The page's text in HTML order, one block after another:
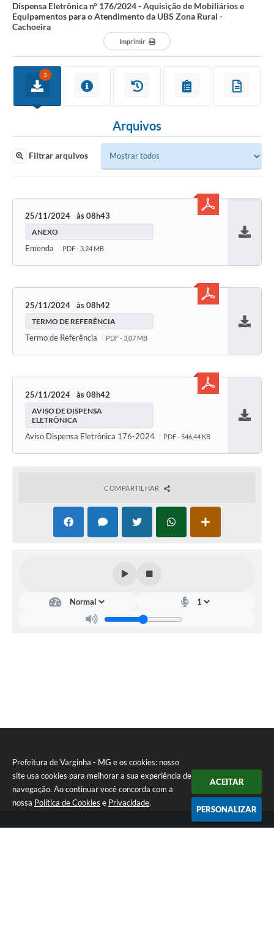
Prefeitura de Varginha - MG e os cookies: nosso
site usa cookies para melhorar a sua experiência de
navegação. Ao continuar você concorda com a
nossa Política de Cookies e Privacidade.
ACEITAR
PERSONALIZAR
Dispensa Eletrônica n° 176/2024 - Aquisição de Mobiliários e
Equipamentos para o Atendimento da UBS Zona Rural -
Cachoeira
Imprimir
3
Arquivos
Filtrar arquivos
25/11/2024 08h43
ANEXO
Emenda PDF - 3,24 MB
25/11/2024 08h42
TERMO DE REFERÊNCIA
Termo de Referência PDF - 3,07 MB
25/11/2024 08h42
AVISO DE DISPENSA
ELETRÔNICA
Aviso Dispensa Eletrônica 176-2024 PDF - 546,44 KB
COMPARTILHAR